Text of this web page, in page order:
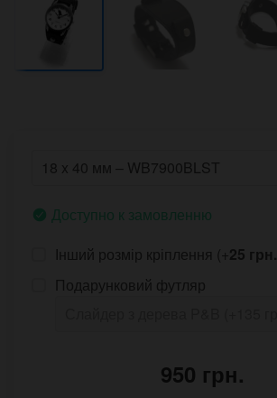
Доступно к замовленню
Інший розмір кріплення (+25 грн.
Подарунковий футляр
950 грн.